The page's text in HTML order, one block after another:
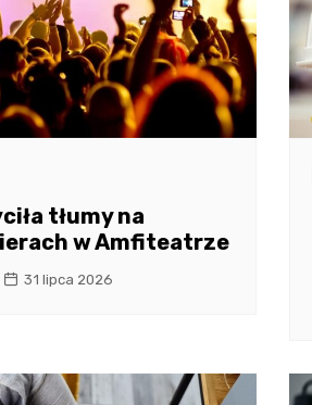
tłumy na
w Amfiteatrze
31 lipca 2026